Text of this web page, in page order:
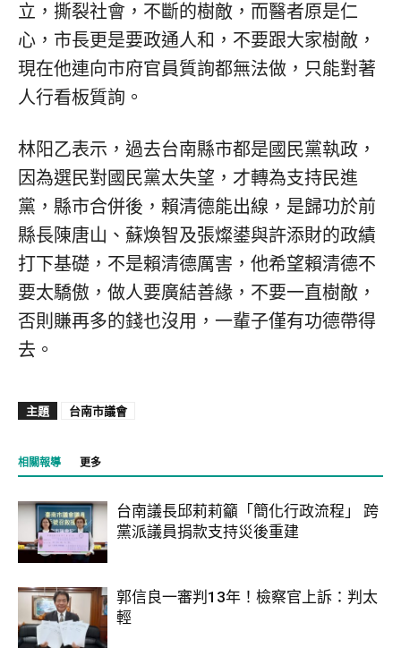
立，撕裂社會，不斷的樹敵，而醫者原是仁
心，市長更是要政通人和，不要跟大家樹敵，
現在他連向市府官員質詢都無法做，只能對著
人行看板質詢。
林阳乙表示，過去台南縣市都是國民黨執政，
因為選民對國民黨太失望，才轉為支持民進
黨，縣市合併後，賴清德能出線，是歸功於前
縣長陳唐山、蘇煥智及張燦鍙與許添財的政績
打下基礎，不是賴清德厲害，他希望賴清德不
要太驕傲，做人要廣結善緣，不要一直樹敵，
否則賺再多的錢也沒用，一輩子僅有功德帶得
去。
主題 台南市議會
相關報導 更多
台南議長邱莉莉籲「簡化行政流程」 跨
黨派議員捐款支持災後重建
郭信良一審判13年！檢察官上訴：判太
輕